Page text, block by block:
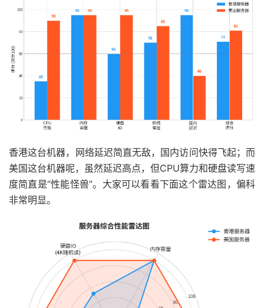
香港这台机器，网络延迟简直无敌，国内访问快得飞起；而
美国这台机器呢，虽然延迟高点，但CPU算力和硬盘读写速
度简直是“性能怪兽”。大家可以看看下面这个雷达图，偏科
非常明显。